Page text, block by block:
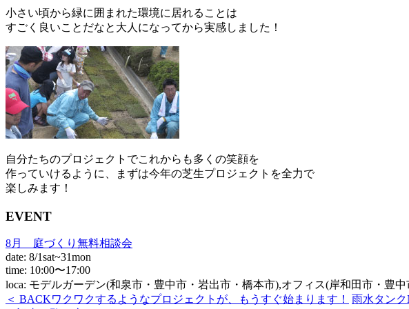
小さい頃から緑に囲まれた環境に居れることは
すごく良いことだなと大人になってから実感しました！
自分たちのプロジェクトでこれからも多くの笑顔を
作っていけるように、まずは今年の芝生プロジェクトを全力で
楽しみます！
EVENT
8月 庭づくり無料相談会
date: 8/1sat~31mon
time: 10:00〜17:00
loca: モデルガーデン(和泉市・豊中市・岩出市・橋本市),オフィス(岸和田市・豊
＜ BACKワクワクするようなプロジェクトが、もうすぐ始まります！ 雨水タンク